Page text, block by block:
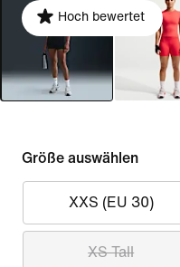
Hoch bewertet
Größe auswählen
XXS (EU 30)
XS Tall